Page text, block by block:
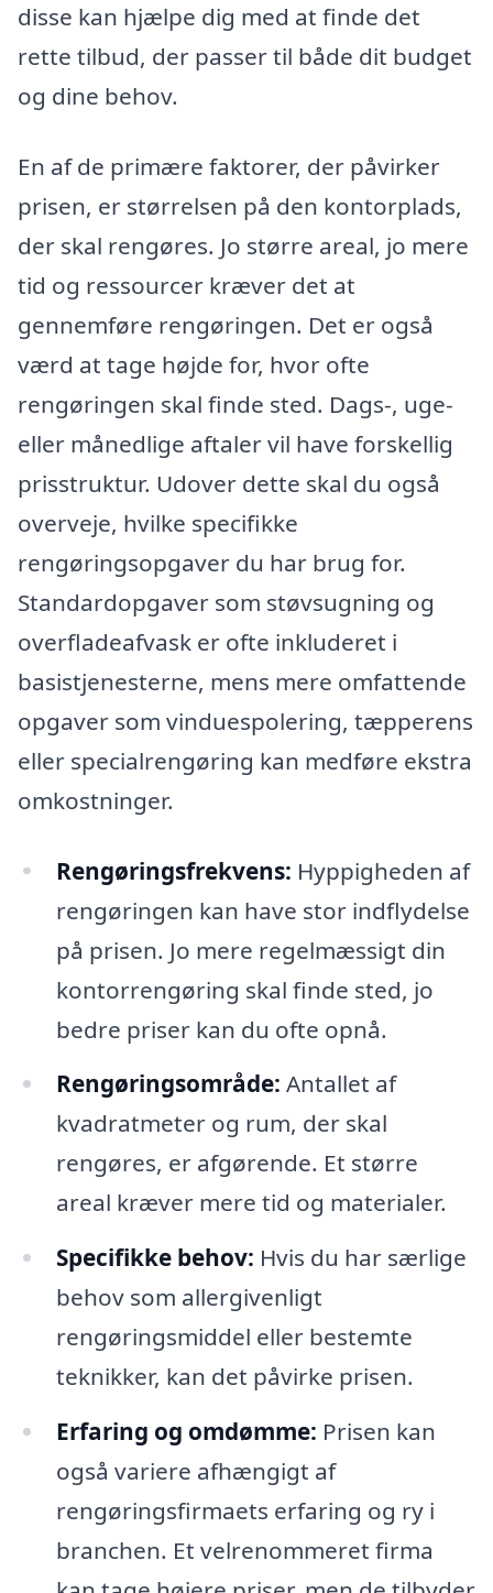
disse kan hjælpe dig med at finde det
rette tilbud, der passer til både dit budget
og dine behov.
En af de primære faktorer, der påvirker
prisen, er størrelsen på den kontorplads,
der skal rengøres. Jo større areal, jo mere
tid og ressourcer kræver det at
gennemføre rengøringen. Det er også
værd at tage højde for, hvor ofte
rengøringen skal finde sted. Dags-, uge-
eller månedlige aftaler vil have forskellig
prisstruktur. Udover dette skal du også
overveje, hvilke specifikke
rengøringsopgaver du har brug for.
Standardopgaver som støvsugning og
overfladeafvask er ofte inkluderet i
basistjenesterne, mens mere omfattende
opgaver som vinduespolering, tæpperens
eller specialrengøring kan medføre ekstra
omkostninger.
Rengøringsfrekvens: Hyppigheden af
rengøringen kan have stor indflydelse
på prisen. Jo mere regelmæssigt din
kontorrengøring skal finde sted, jo
bedre priser kan du ofte opnå.
Rengøringsområde: Antallet af
kvadratmeter og rum, der skal
rengøres, er afgørende. Et større
areal kræver mere tid og materialer.
Specifikke behov: Hvis du har særlige
behov som allergivenligt
rengøringsmiddel eller bestemte
teknikker, kan det påvirke prisen.
Erfaring og omdømme: Prisen kan
også variere afhængigt af
rengøringsfirmaets erfaring og ry i
branchen. Et velrenommeret firma